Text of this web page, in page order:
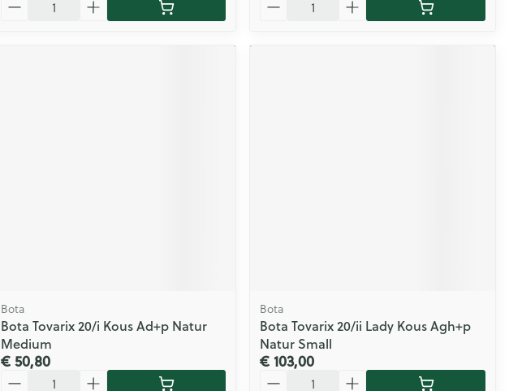
Bota
Bota Tovarix 20/i Kous Ad+p Natur
Medium
€ 50,80
Bota
Bota Tovarix 20/ii Lady Kous Agh+p
Natur Small
€ 103,00